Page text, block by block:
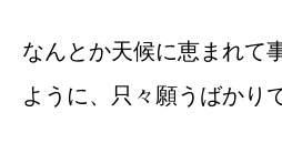
なんとか天候に恵まれて
ように、只々願うばかり